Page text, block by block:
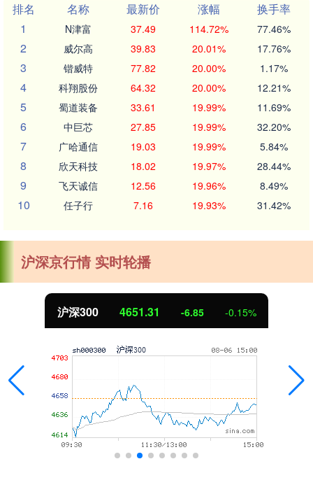
排名
名称 最新价 涨幅
换手率
1
N津富 37.49 114.72% 77.46%
2 威尔高 39.83 20.01% 17.76%
3 锴威特 77.82 20.00% 1.17%
4 科翔股份 64.32 20.00% 12.21%
5 蜀道装备 33.61 19.99% 11.69%
6 中巨芯 27.85 19.99% 32.20%
7 广哈通信 19.03 19.99% 5.84%
8 欣天科技 18.02 19.97% 28.44%
9 飞天诚信 12.56 19.96% 8.49%
10 任子行 7.16 19.93% 31.42%
沪深京行情 实时轮播
沪深300 4651.31 -6.85 -0.15%